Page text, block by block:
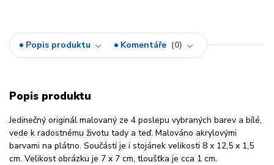
Popis produktu Komentáře 0
Popis produktu
Jedinečný originál malovaný ze 4 poslepu vybraných barev a bílé,
vede k radostnému životu tady a teď. Malováno akrylovými
barvami na plátno. Součástí je i stojánek velikosti 8 x 12,5 x 1,5
cm. Velikost obrázku je 7 x 7 cm, tloušťka je cca 1 cm.